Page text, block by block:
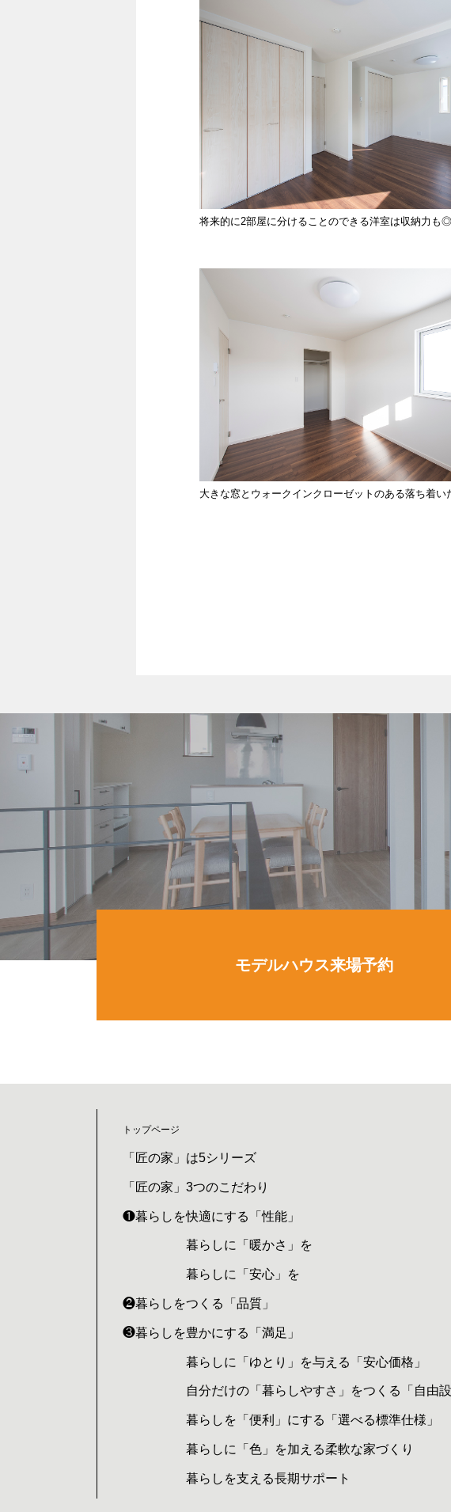
将来的に2部屋に分けることのできる洋室は収納力も◎
大きな窓とウォークインクローゼットのある落ち着い
モデルハウス来場予約
トップページ
「匠の家」は5シリーズ
「匠の家」3つのこだわり
❶暮らしを快適にする「性能」
暮らしに「暖かさ」を
暮らしに「安心」を
❷暮らしをつくる「品質」
❸暮らしを豊かにする「満足」
暮らしに「ゆとり」を与える「安心価格」
自分だけの「暮らしやすさ」をつくる「自由設
暮らしを「便利」にする「選べる標準仕様」
暮らしに「色」を加える柔軟な家づくり
暮らしを支える長期サポート